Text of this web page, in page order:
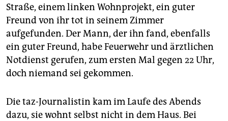
epaper login
Straße, einem linken Wohnprojekt, ein guter
Freund von ihr tot in seinem Zimmer
aufgefunden. Der Mann, der ihn fand, ebenfalls
ein guter Freund, habe Feuerwehr und ärztlichen
Notdienst gerufen, zum ersten Mal gegen 22 Uhr,
doch niemand sei gekommen.
Die taz-Journalistin kam im Laufe des Abends
dazu, sie wohnt selbst nicht in dem Haus. Bei